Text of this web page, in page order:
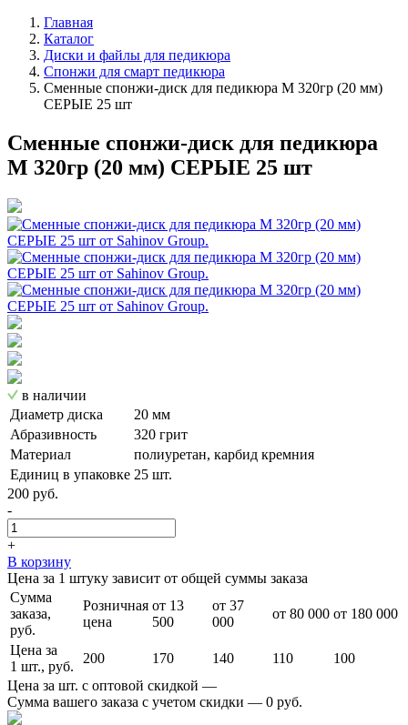
Главная
Каталог
Диски и файлы для педикюра
Спонжи для смарт педикюра
Сменные спонжи-диск для педикюра M 320гр (20 мм)
СЕРЫЕ 25 шт
Сменные спонжи-диск для педикюра
M 320гр (20 мм) СЕРЫЕ 25 шт
в наличии
Диаметр диска
20 мм
Абразивность
320 грит
Материал
полиуретан, карбид кремния
Единиц в упаковке 25 шт.
200 руб.
-
+
В корзину
Цена за 1 штуку зависит от общей суммы заказа
Сумма
заказа,
руб.
Розничная
цена
от 13
500
от 37
000
от 80 000 от 180 000
Цена за
1 шт., руб.
200 170 140 110
100
Цена за шт. с оптовой скидкой —
Сумма вашего заказа с учетом скидки — 0 руб.